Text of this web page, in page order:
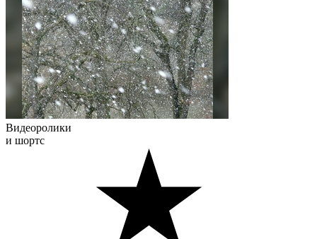
Видеоролики
и шортс